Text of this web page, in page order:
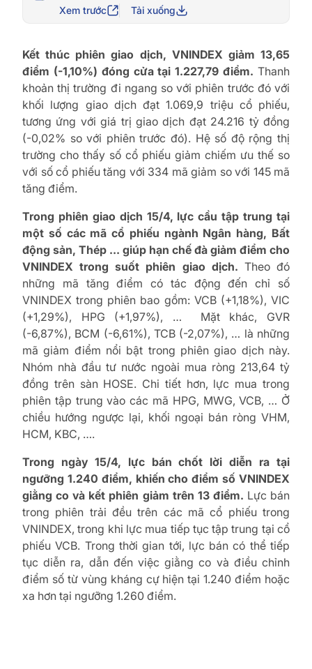
Xem trước Tải xuống
Kết thúc phiên giao dịch, VNINDEX giảm 13,65
điểm (-1,10%) đóng cửa tại 1.227,79 điểm. Thanh
khoản thị trường đi ngang so với phiên trước đó với
khối lượng giao dịch đạt 1.069,9 triệu cổ phiếu,
tương ứng với giá trị giao dịch đạt 24.216 tỷ đồng
(-0,02% so với phiên trước đó). Hệ số độ rộng thị
trường cho thấy số cổ phiếu giảm chiếm ưu thế so
với số cổ phiếu tăng với 334 mã giảm so với 145 mã
tăng điểm.
Trong phiên giao dịch 15/4, lực cầu tập trung tại
một số các mã cổ phiếu ngành Ngân hàng, Bất
động sản, Thép … giúp hạn chế đà giảm điểm cho
VNINDEX trong suốt phiên giao dịch. Theo đó
những mã tăng điểm có tác động đến chỉ số
VNINDEX trong phiên bao gồm: VCB (+1,18%), VIC
(+1,29%), HPG (+1,97%), … Mặt khác, GVR
(-6,87%), BCM (-6,61%), TCB (-2,07%), … là những
mã giảm điểm nổi bật trong phiên giao dịch này.
Nhóm nhà đầu tư nước ngoài mua ròng 213,64 tỷ
đồng trên sàn HOSE. Chi tiết hơn, lực mua trong
phiên tập trung vào các mã HPG, MWG, VCB, … Ở
chiều hướng ngược lại, khối ngoại bán ròng VHM,
HCM, KBC, ….
Trong ngày 15/4, lực bán chốt lời diễn ra tại
ngưỡng 1.240 điểm, khiến cho điểm số VNINDEX
giằng co và kết phiên giảm trên 13 điểm. Lực bán
trong phiên trải đều trên các mã cổ phiếu trong
VNINDEX, trong khi lực mua tiếp tục tập trung tại cổ
phiếu VCB. Trong thời gian tới, lực bán có thể tiếp
tục diễn ra, dẫn đến việc giằng co và điều chỉnh
điểm số từ vùng kháng cự hiện tại 1.240 điểm hoặc
xa hơn tại ngưỡng 1.260 điểm.